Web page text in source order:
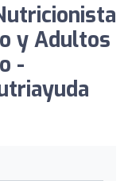
y Adultos
-